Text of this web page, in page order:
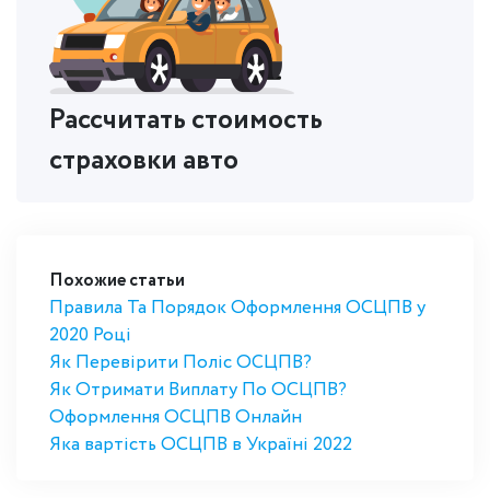
Рассчитать стоимость
страховки авто
Похожие статьи
Правила Та Порядок Оформлення ОСЦПВ у
2020 Році
Як Перевірити Поліс ОСЦПВ?
Як Отримати Виплату По ОСЦПВ?
Оформлення ОСЦПВ Онлайн
Яка вартість ОСЦПВ в Україні 2022